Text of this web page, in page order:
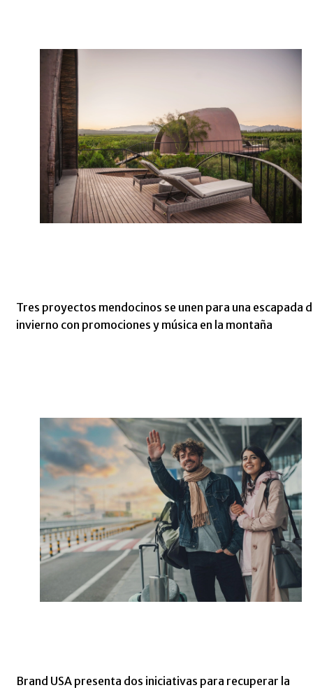
Tres proyectos mendocinos se unen para una escapada
invierno con promociones y música en la montaña
Brand USA presenta dos iniciativas para recuperar la